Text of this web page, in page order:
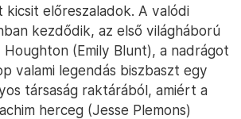
kicsit előreszaladok. A valódi
kezdődik, az első világháború
(Emily Blunt), a nadrágot
valami legendás biszbaszt egy
társaság raktárából, amiért a
herceg (Jesse Plemons)